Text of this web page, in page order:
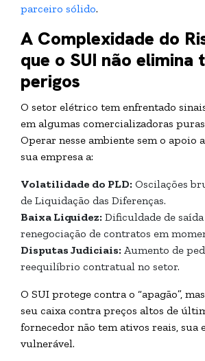
parceiro sólido.
A Complexidade do
que o SUI não elimina
perigos
O setor elétrico tem enfrentado
em algumas comercializadoras
Operar nesse ambiente sem o apoio
sua empresa a:
Volatilidade do PLD: Oscilações
de Liquidação das Diferenças.
Baixa Liquidez: Dificuldade de
renegociação de contratos em
Disputas Judiciais: Aumento de
reequilíbrio contratual no setor.
O SUI protege contra o “apagão”,
seu caixa contra preços altos de
fornecedor não tem ativos reais, sua
vulnerável.